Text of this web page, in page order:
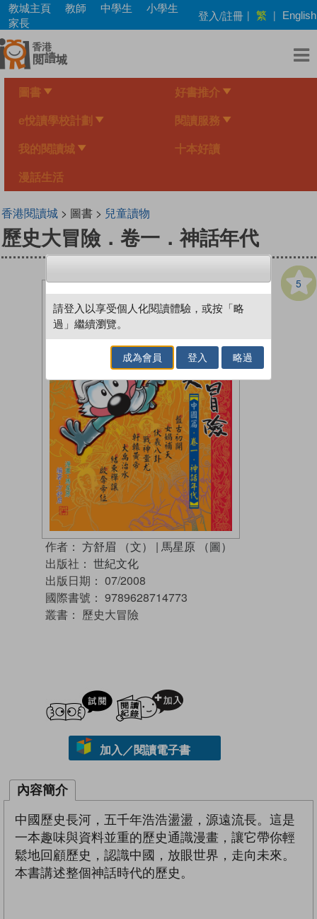
Skip
main
content
教城主頁 教師 中學生
小學生
家長
登入/註冊 | 繁 | English
圖書 好書推介
e悅讀學校計劃 閱讀服務
我的閱讀城 十本好讀
漫話生活
香港閱讀城> 圖書 > 兒童讀物
歷史大冒險．卷一．神話年代
5
作者： 方舒眉 （文） | 馬星原 （圖）
出版社： 世紀文化
出版日期： 07/2008
國際書號： 9789628714773
叢書： 歷史大冒險
試閲
加入／閱讀電子書
內容簡介
中國歷史長河，五千年浩浩盪盪，源遠流長。這是
一本趣味與資料並重的歷史通識漫畫，讓它帶你輕
鬆地回顧歷史，認識中國，放眼世界，走向未來。
本書講述整個神話時代的歷史。
請登入以享受個人化閱讀體驗，或按「略
過」繼續瀏覽。
成為會員 登入 略過